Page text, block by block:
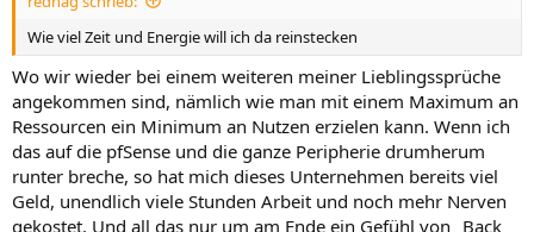
Wie viel Zeit und Energie will ich da reinstecken
Wo wir wieder bei einem weiteren meiner Lieblingssprüche
angekommen sind, nämlich wie man mit einem Maximum an
Ressourcen ein Minimum an Nutzen erzielen kann. Wenn ich
das auf die pfSense und die ganze Peripherie drumherum
runter breche, so hat mich dieses Unternehmen bereits viel
Geld, unendlich viele Stunden Arbeit und noch mehr Nerven
gekostet. Und all das nur um am Ende ein Gefühl von „Back